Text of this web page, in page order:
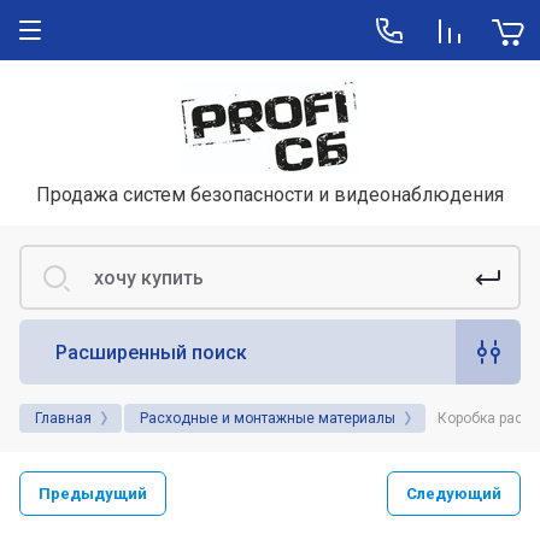
Продажа систем безопасности и видеонаблюдения
Расширенный поиск
Главная Расходные и монтажные материалы Коробка
Предыдущий Следующий